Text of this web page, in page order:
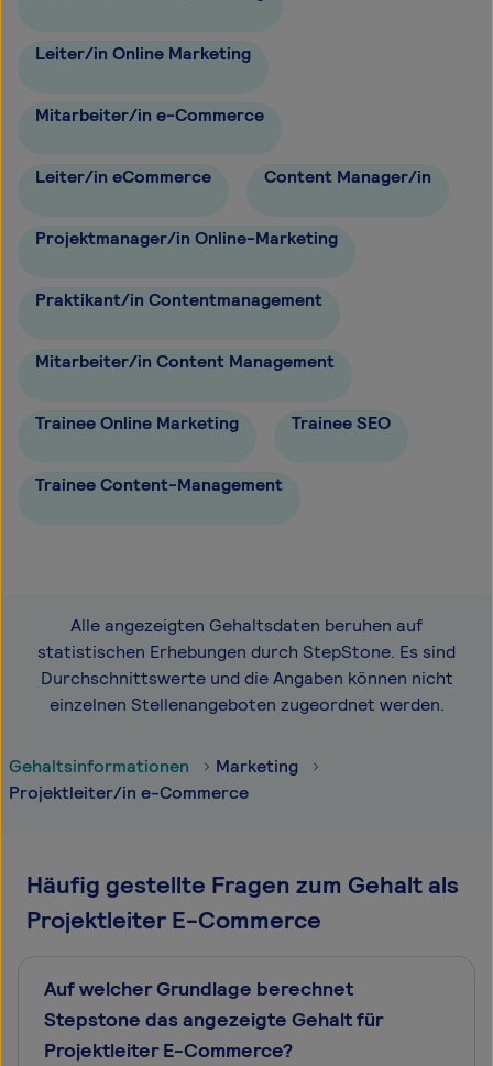
Leiter/in Online Marketing
Mitarbeiter/in e-Commerce
Leiter/in eCommerce Content Manager/in
Projektmanager/in Online-Marketing
Praktikant/in Contentmanagement
Mitarbeiter/in Content Management
Trainee Online Marketing Trainee SEO
Trainee Content-Management
Alle angezeigten Gehaltsdaten beruhen auf
statistischen Erhebungen durch StepStone. Es sind
Durchschnittswerte und die Angaben können nicht
einzelnen Stellenangeboten zugeordnet werden.
Gehaltsinformationen
Marketing
Projektleiter/in e-Commerce
Häufig gestellte Fragen zum Gehalt als
Projektleiter E-Commerce
Auf welcher Grundlage berechnet
Stepstone das angezeigte Gehalt für
Projektleiter E-Commerce?